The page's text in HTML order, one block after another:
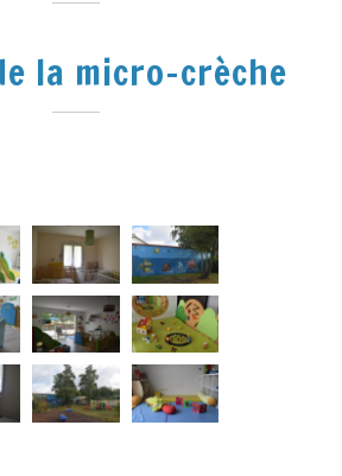
la micro-crèche